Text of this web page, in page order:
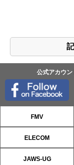
公式アカウ
FMV
ELECOM
JAWS-UG